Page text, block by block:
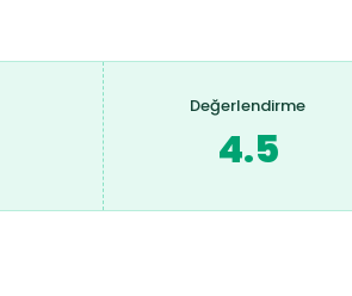
Değerlendirme
4.5